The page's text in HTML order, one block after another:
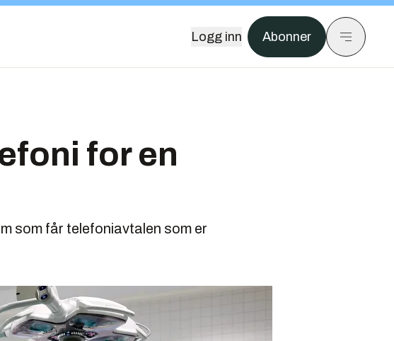
Logg inn Abonner
for en
som får telefoniavtalen som er